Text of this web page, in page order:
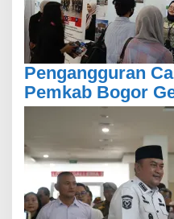
Pengangguran
Pemkab Bogor